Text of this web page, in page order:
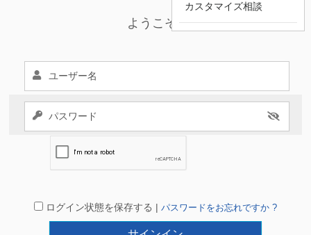
カスタマイズ相談
ようこそ !
ログイン状態を保存する | パスワードをお忘れですか ?